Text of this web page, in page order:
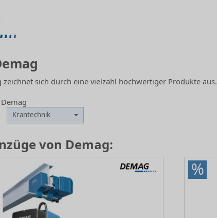
zeichnet sich durch eine vielzahl hochwertiger Produkte aus.
Krantechnik
von Demag:
%